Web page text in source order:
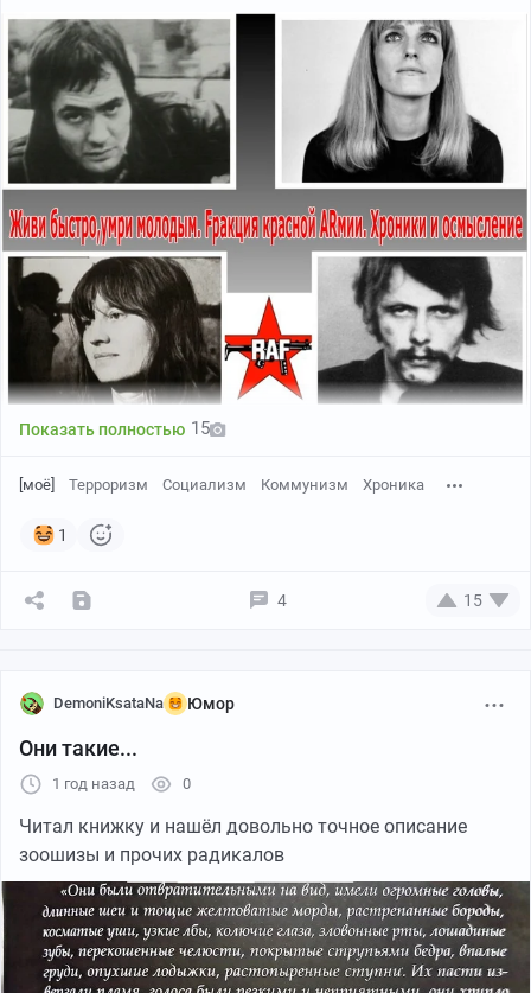
Показать полностью 15
[моё] Терроризм Социализм Коммунизм Хроника
1
4 15
DemoniKsataNa Юмор
Они такие...
1 год назад 0
Читал книжку и нашёл довольно точное описание
зоошизы и прочих радикалов